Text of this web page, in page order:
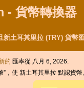
- 貨幣轉換器
新土耳其里拉 (TRY) 貨幣
的 匯率從 八月 6, 2026.
，使 新土耳其里拉 默認貨